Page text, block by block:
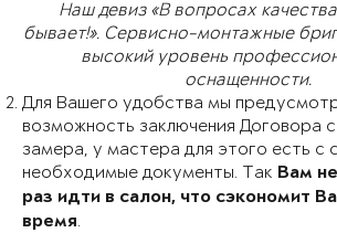
Наш девиз «В вопросах
бывает!». Сервисно-монтажные
высокий уровень
оснащенности.
Для Вашего удобства мы
возможность заключения Договора
замера, у мастера для этого есть с
необходимые документы. Так Вам
раз идти в салон, что сэкономит
время.